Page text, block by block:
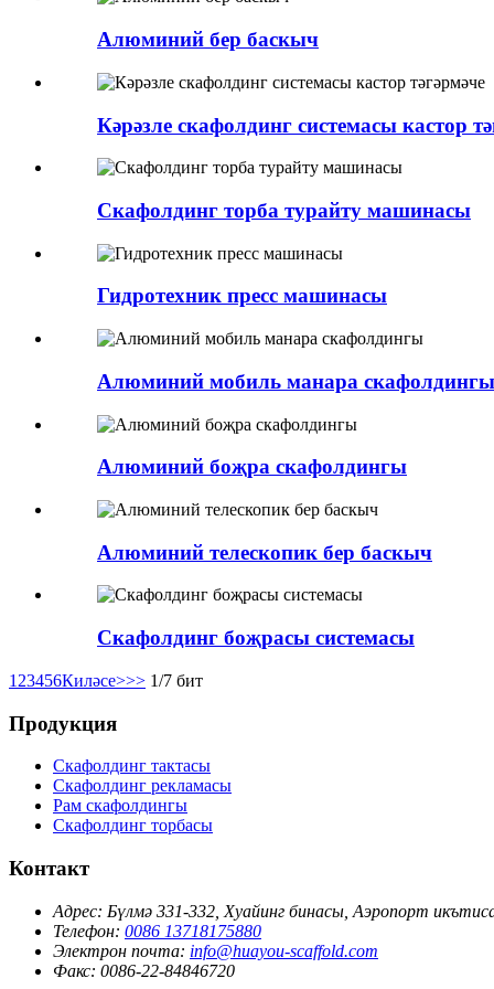
Алюминий бер баскыч
Кәрәзле скафолдинг системасы кастор
Скафолдинг торба турайту машинасы
Гидротехник пресс машинасы
Алюминий мобиль манара скафолдингы
Алюминий боҗра скафолдингы
Алюминий телескопик бер баскыч
Скафолдинг боҗрасы системасы
1 23456Киләсе>>> 1/7 бит
Продукция
Скафолдинг тактасы
Скафолдинг рекламасы
Рам скафолдингы
Скафолдинг торбасы
Контакт
Адрес: Бүлмә 331-332, Хуайинг бинасы, Аэропорт
Телефон: 0086 13718175880
Электрон почта: info@huayou-scaffold.com
Факс: 0086-22-84846720